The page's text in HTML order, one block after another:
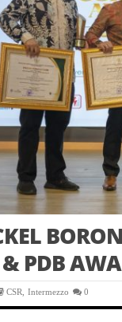
PDB
CSR Intermezzo 0